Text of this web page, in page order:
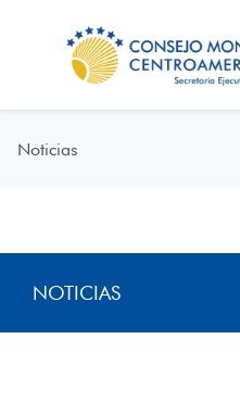
NOTICIAS